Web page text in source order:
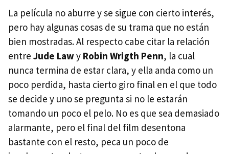
La película no aburre y se sigue con cierto interés,
pero hay algunas cosas de su trama que no están
bien mostradas. Al respecto cabe citar la relación
entre Jude Lawy Robin Wrigth Penn, la cual
nunca termina de estar clara, y ella anda como un
poco perdida, hasta cierto giro final en el que todo
se decide y uno se pregunta si no le estarán
tomando un poco el pelo. No es que sea demasiado
alarmante, pero el final del film desentona
bastante con el resto, peca un poco de